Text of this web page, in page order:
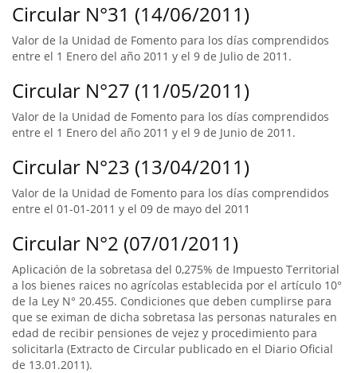
Circular N°31 (14/06/2011)
Valor de la Unidad de Fomento para los días comprendidos
entre el 1 Enero del año 2011 y el 9 de Julio de 2011.
Circular N°27 (11/05/2011)
Valor de la Unidad de Fomento para los días comprendidos
entre el 1 Enero del año 2011 y el 9 de Junio de 2011.
Circular N°23 (13/04/2011)
Valor de la Unidad de Fomento para los días comprendidos
entre el 01-01-2011 y el 09 de mayo del 2011
Circular N°2 (07/01/2011)
Aplicación de la sobretasa del 0,275% de Impuesto Territorial
a los bienes raices no agrícolas establecida por el artículo 10°
de la Ley N° 20.455. Condiciones que deben cumplirse para
que se eximan de dicha sobretasa las personas naturales en
edad de recibir pensiones de vejez y procedimiento para
solicitarla (Extracto de Circular publicado en el Diario Oficial
de 13.01.2011).